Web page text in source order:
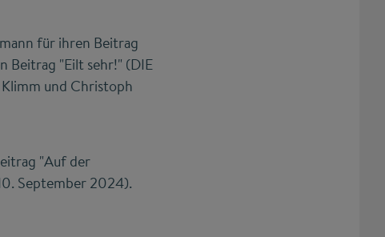
für ihren Beitrag
Beitrag "Eilt sehr!" (DIE
und Christoph
"Auf der
September 2024).